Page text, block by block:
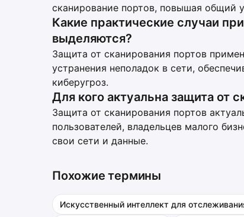
сканирование портов, повышая общий
Какие практические случаи
выделяются?
Защита от сканирования портов
устранения неполадок в сети,
киберугроз.
Для кого актуальна защита от
Защита от сканирования портов
пользователей, владельцев малого
свои сети и данные.
Похожие термины
Искусственный интеллект для